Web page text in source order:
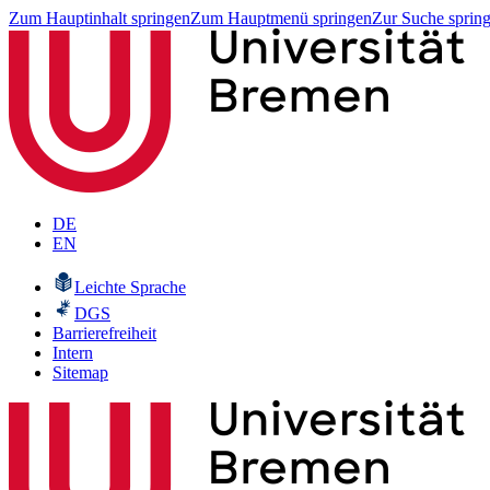
Zum Hauptinhalt springenZum Hauptmenü springenZur Suche
DE
EN
Leichte Sprache
DGS
Barrierefreiheit
Intern
Sitemap